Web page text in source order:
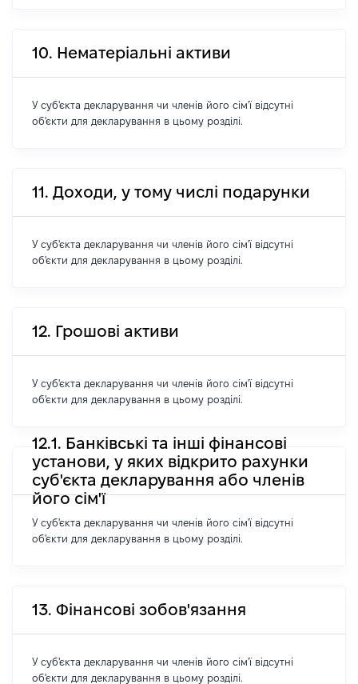
10. Нематеріальні активи
У суб'єкта декларування чи членів його сім'ї відсутні
об'єкти для декларування в цьому розділі.
11. Доходи, у тому числі подарунки
У суб'єкта декларування чи членів його сім'ї відсутні
об'єкти для декларування в цьому розділі.
12. Грошові активи
У суб'єкта декларування чи членів його сім'ї відсутні
об'єкти для декларування в цьому розділі.
12.1. Банківські та інші фінансові
установи, у яких відкрито рахунки
суб'єкта декларування або членів
його сім'ї
У суб'єкта декларування чи членів його сім'ї відсутні
об'єкти для декларування в цьому розділі.
13. Фінансові зобов'язання
У суб'єкта декларування чи членів його сім'ї відсутні
об'єкти для декларування в цьому розділі.